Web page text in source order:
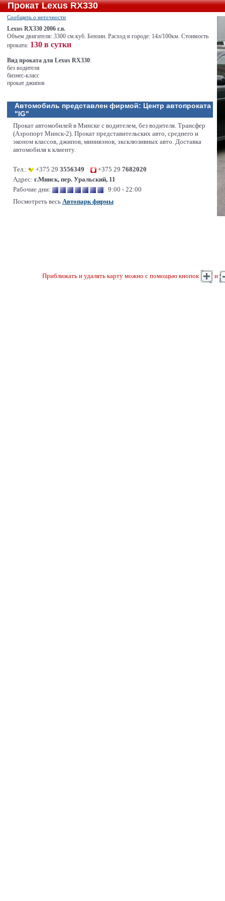
Прокат Lexus RX330
Сообщить о неточности
Lexus RX330 2006 г.в.
Объем двигателя: 3300 см.куб. Бензин. Расход в городе: 14л/100км. Стоимость
проката: 130 в сутки
Вид проката для Lexus RX330:
без водителя
бизнес-класс
прокат джипов
Автомобиль представлен фирмой: Центр автопроката
"IG"
Прокат автомобилей в Минске с водителем, без водителя. Трансфер
(Аэропорт Минск-2). Прокат представительских авто, среднего и
эконом классов, джипов, минивэнов, эксклюзивных авто. Доставка
автомобиля к клиенту.
Тел.: +375 29 3556349 +375 29 7682020
Адрес: г.Минск, пер. Уральский, 11
Рабочие дни:
9:00 - 22:00
Посмотреть весь Автопарк фирмы
Приближать и удалять карту можно с помощью кнопок и